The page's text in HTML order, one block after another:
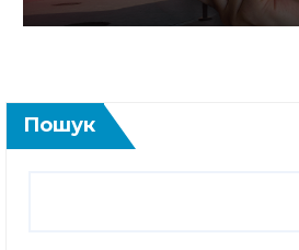
Пошук